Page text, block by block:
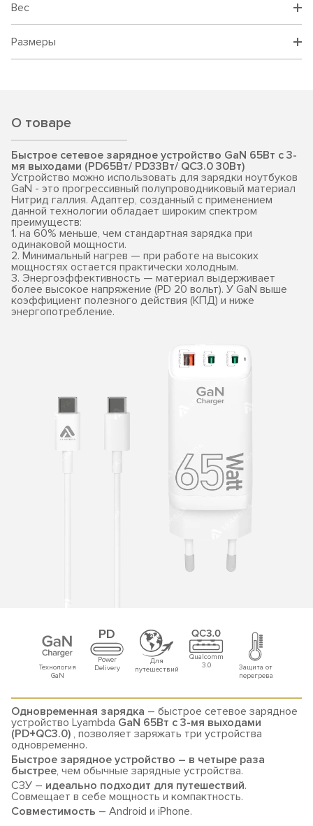
Вес
Размеры
О товаре
Быстрое сетевое зарядное устройство GaN 65Вт c 3-
мя выходами (PD65Вт/ PD33Вт/ QC3.0 30Вт)
Устройство можно использовать для зарядки ноутбуков
GaN - это прогрессивный полупроводниковый материал
Нитрид галлия. Адаптер, созданный с применением
данной технологии обладает широким спектром
преимуществ:
1. на 60% меньше, чем стандартная зарядка при
одинаковой мощности.
2. Минимальный нагрев — при работе на высоких
мощностях остается практически холодным.
3. Энергоэффективность — материал выдерживает
более высокое напряжение (PD 20 вольт). У GaN выше
коэффициент полезного действия (КПД) и ниже
энергопотребление.
Технология
GaN
Power
Delivery
Для
путешествий
Qualcomm
3.0
Защита от
перегрева
Одновременная зарядка – быстрое сетевое зарядное
устройство Lyambda GaN 65Вт c 3-мя выходами
(PD+QC3.0) , позволяет заряжать три устройства
одновременно.
Быстрое зарядное устройство – в четыре раза
быстрее, чем обычные зарядные устройства.
СЗУ – идеально подходит для путешествий.
Совмещает в себе мощность и компактность.
Совместимость – Android и iPhone.